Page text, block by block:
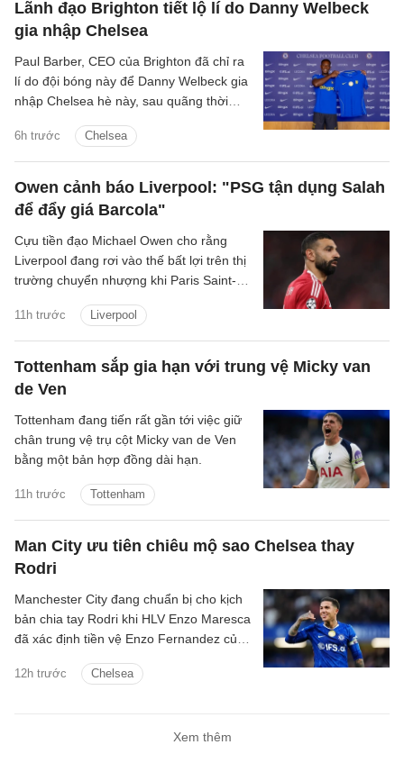
Lãnh đạo Brighton tiết lộ lí do Danny Welbeck
gia nhập Chelsea
6h trước Chelsea
Paul Barber, CEO của Brighton đã chỉ ra
lí do đội bóng này để Danny Welbeck gia
nhập Chelsea hè này, sau quãng thời
Owen cảnh báo Liverpool: "PSG tận dụng Salah
để đẩy giá Barcola"
11h trước Liverpool
Cựu tiền đạo Michael Owen cho rằng
Liverpool đang rơi vào thế bất lợi trên thị
trường chuyển nhượng khi Paris Saint-
người thay Mohamed Salah để đẩy giá
Bradley Barcola lên mức rất cao.
Tottenham sắp gia hạn với trung vệ Micky van
de Ven
11h trước Tottenham
Tottenham đang tiến rất gần tới việc giữ
chân trung vệ trụ cột Micky van de Ven
bằng một bản hợp đồng dài hạn.
Man City ưu tiên chiêu mộ sao Chelsea thay
Rodri
12h trước Chelsea
Manchester City đang chuẩn bị cho kịch
bản chia tay Rodri khi HLV Enzo Maresca
đã xác định tiền vệ Enzo Fernandez của
ngôi sao người Tây Ban Nha.
Xem thêm